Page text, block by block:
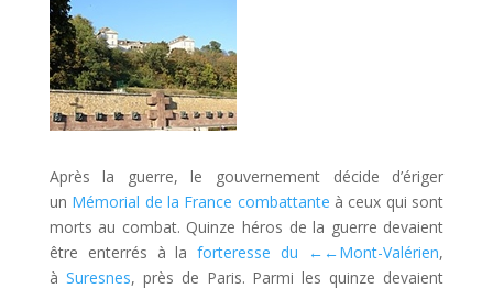
Après la guerre, le gouvernement décide d’ériger
un Mémorial de la France combattante à ceux qui sont
morts au combat. Quinze héros de la guerre devaient
être enterrés à laforteresse du ←←Mont-Valérien,
à Suresnes, près de Paris. Parmi les quinze devaient